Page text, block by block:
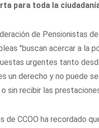
para toda la
de Pensionistas
"buscan acercar a la
urgentes tanto
un derecho y no puede
sin recibir las
de CCOO ha recordado